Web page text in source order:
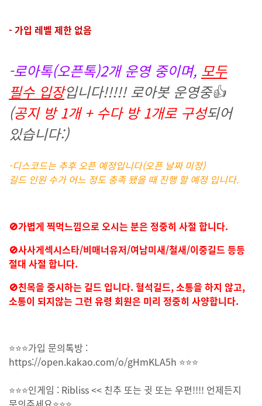
- 가입 레벨 제한 없음
-로아톡(오픈톡)2개 운영 중이며, 모두
필수 입장입니다!!!!! 로아봇 운영중👍
(공지 방 1개 + 수다 방 1개로 구성되어
있습니다:)
-디스코드는 추후 오픈 예정입니다(오픈 날짜 미정)
길드 인원 수가 어느 정도 충족 됐을 때 진행 할 예정 입니다.
🚫가볍게 찍먹느낌으로 오시는 분은 정중히 사절 합니다.
🚫사사게섹시스타/비매너유저/여남미새/철새/이중길드 등등
절대 사절 합니다.
🚫친목을 중시하는 길드 입니다. 혈석길드, 소통을 하지 않고,
소통이 되지않는 그런 유령 회원은 미리 정중히 사양합니다.
⭐⭐⭐가입 문의톡방 :
https://open.kakao.com/o/gHmKLA5h ⭐⭐⭐
⭐⭐⭐인게임 : Ribliss << 친추 또는 귓 또는 우편!!!! 언제든지